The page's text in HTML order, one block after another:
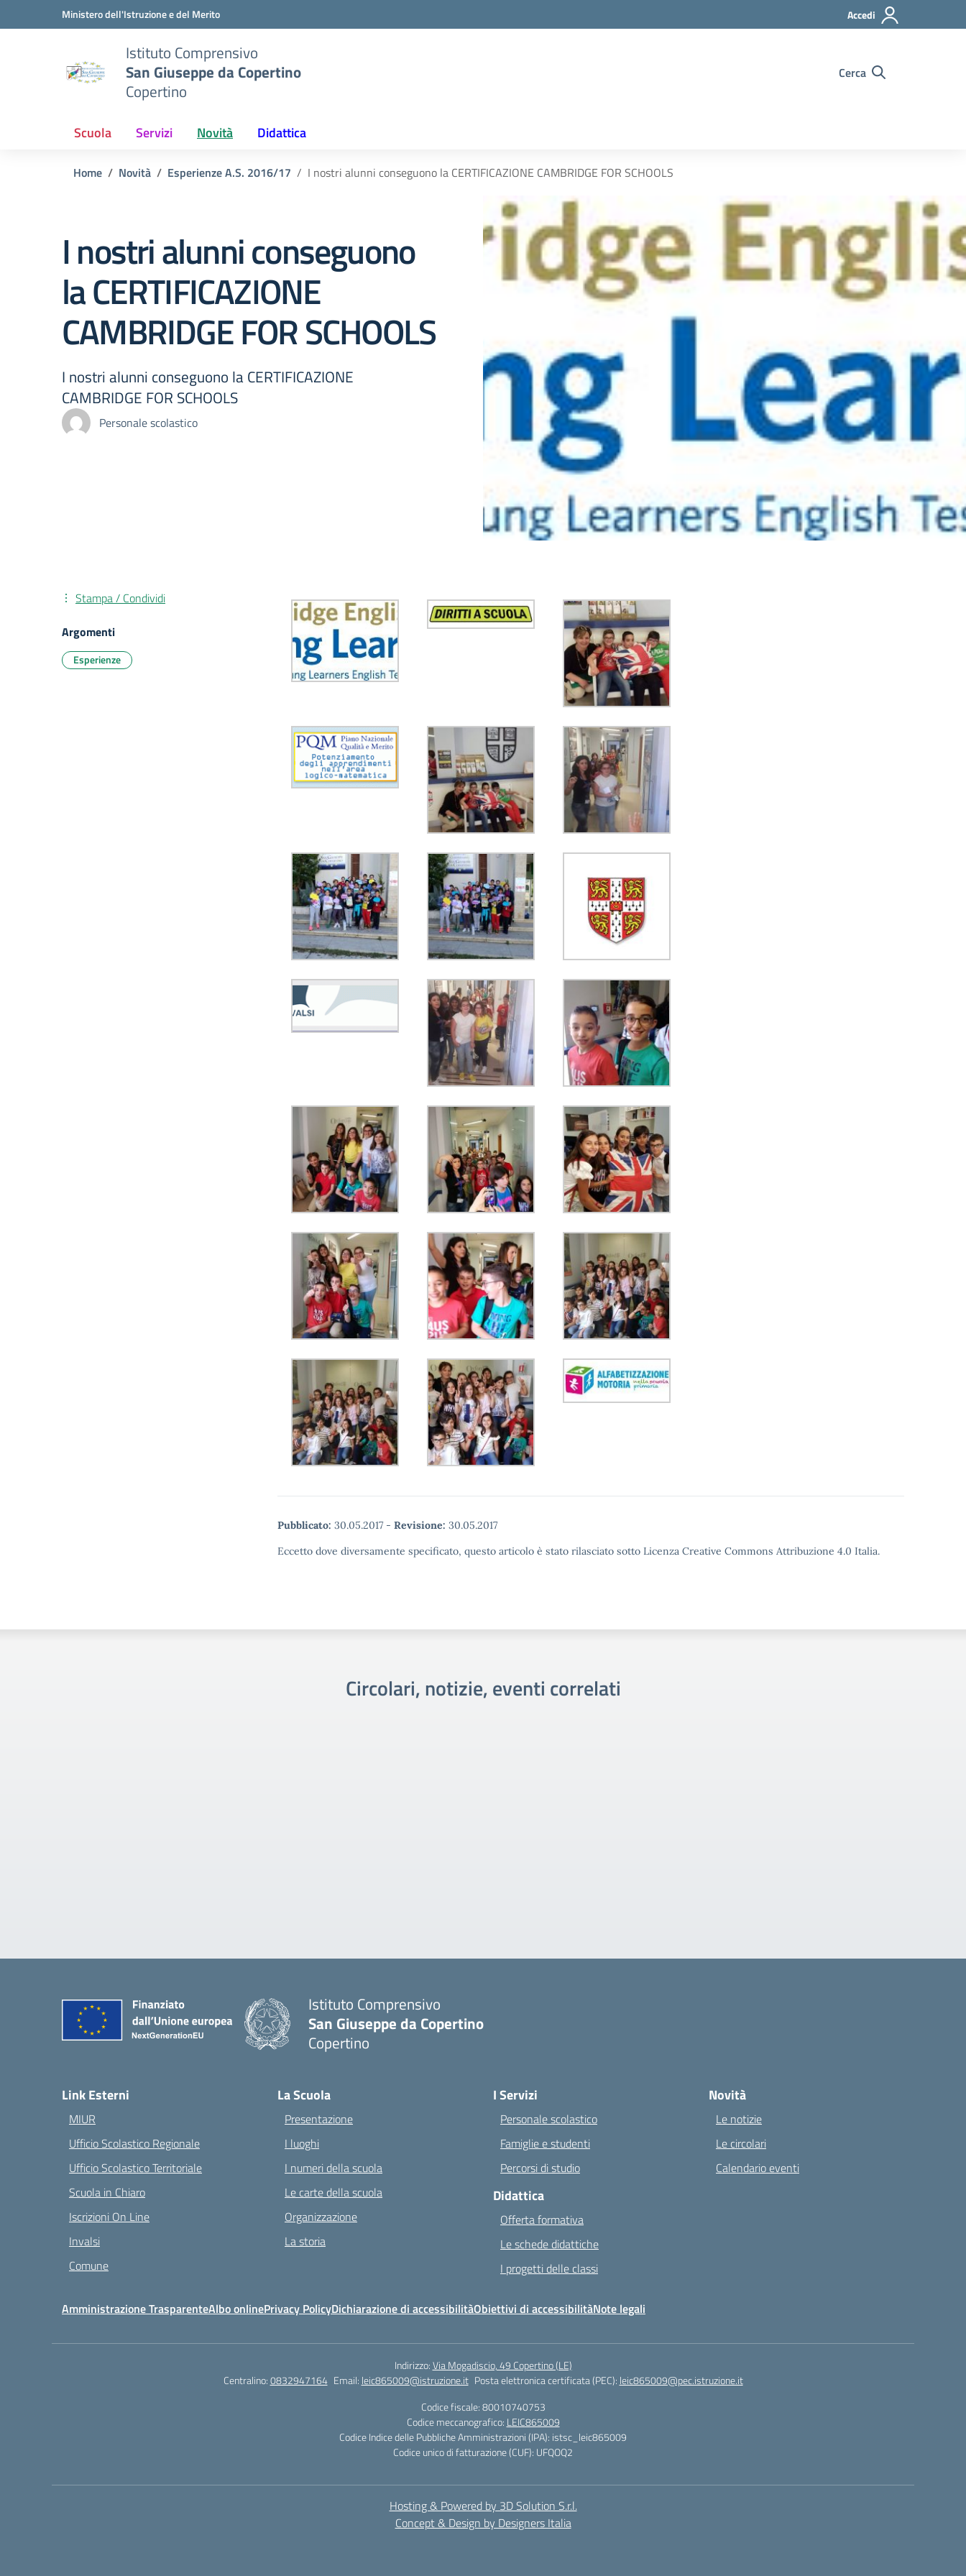
Vai ai contenuti
Vai al menu di navigazioneMinistero dell'Istruzione e del Merito Accedi
Istituto Comprensivo
San Giuseppe da Copertino
Copertino
Cerca
Scuola Servizi Novità Didattica
Home Novità Esperienze A.S. 2016/17 I nostri alunni conseguono la CERTIFICAZIONE CAMBRIDGE FOR SCHOOLS
I nostri alunni conseguono
la CERTIFICAZIONE
CAMBRIDGE FOR SCHOOLS
I nostri alunni conseguono la CERTIFICAZIONE
CAMBRIDGE FOR SCHOOLS
Personale scolastico
Pubblicato: 30.05.2017 - Revisione: 30.05.2017
Eccetto dove diversamente specificato, questo articolo è stato rilasciato sotto Licenza Creative Commons Attribuzione 4.0 Italia.
Stampa / Condividi
Argomenti
Esperienze
Circolari, notizie, eventi correlati
Istituto Comprensivo
San Giuseppe da Copertino
Copertino
Link Esterni
MIUR
Ufficio Scolastico Regionale
Ufficio Scolastico Territoriale
Scuola in Chiaro
Iscrizioni On Line
Invalsi
Comune
La Scuola
Presentazione
I luoghi
I numeri della scuola
Le carte della scuola
Organizzazione
La storia
I Servizi
Personale scolastico
Famiglie e studenti
Percorsi di studio
Didattica
Offerta formativa
Le schede didattiche
I progetti delle classi
Novità
Le notizie
Le circolari
Calendario eventi
Amministrazione TrasparenteAlbo onlinePrivacy PolicyDichiarazione di accessibilitàObiettivi di accessibilitàNote legali
Indirizzo:Via Mogadiscio, 49 Copertino (LE)
Centralino:0832947164 Email: leic865009@istruzione.it Posta elettronica certificata (PEC): leic865009@pec.istruzione.it
Codice fiscale: 80010740753
Codice meccanografico: LEIC865009
Codice Indice delle Pubbliche Amministrazioni (IPA): istsc_leic865009
Codice unico di fatturazione (CUF): UFQOQ2
Hosting & Powered by 3D Solution S.r.l.
Concept & Design by Designers Italia